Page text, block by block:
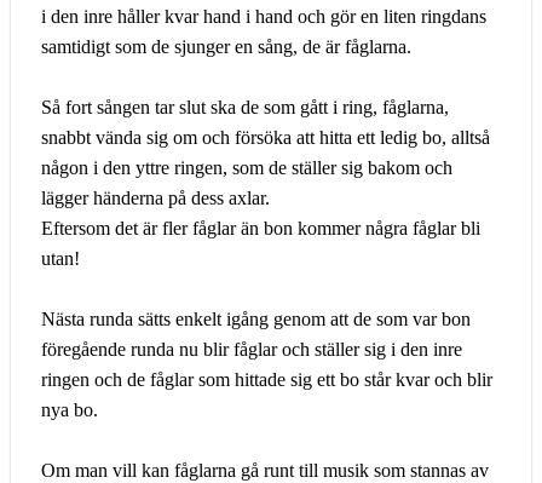
i den inre håller kvar hand i hand och gör en liten ringdans
samtidigt som de sjunger en sång, de är fåglarna.
Så fort sången tar slut ska de som gått i ring, fåglarna,
snabbt vända sig om och försöka att hitta ett ledig bo, alltså
någon i den yttre ringen, som de ställer sig bakom och
lägger händerna på dess axlar.
Eftersom det är fler fåglar än bon kommer några fåglar bli
utan!
Nästa runda sätts enkelt igång genom att de som var bon
föregående runda nu blir fåglar och ställer sig i den inre
ringen och de fåglar som hittade sig ett bo står kvar och blir
nya bo.
Om man vill kan fåglarna gå runt till musik som stannas av